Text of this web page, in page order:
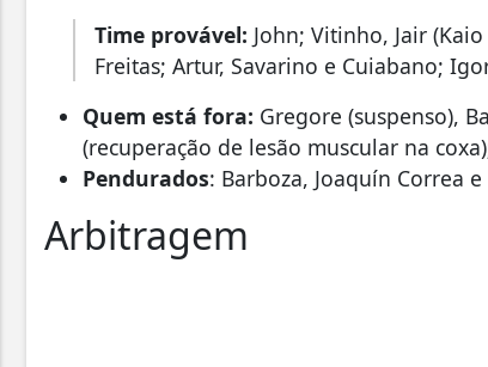
Time provável: John; Vitinho, Jair
Freitas; Artur, Savarino e Cuiabano;
Quem está fora: Gregore (suspenso),
(recuperação de lesão muscular na
Pendurados: Barboza, Joaquín Correa
Arbitragem